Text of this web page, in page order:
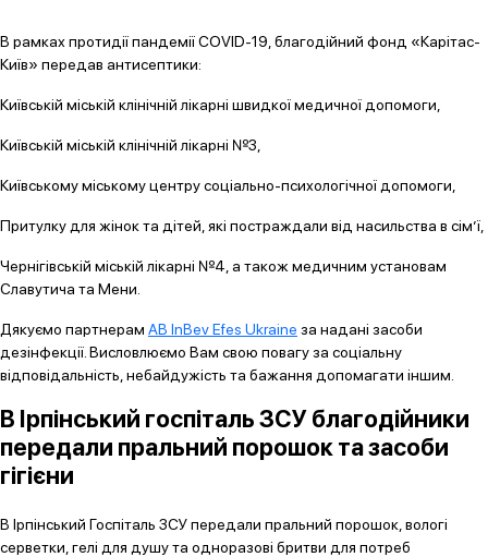
В рамках протидії пандемії COVID-19, благодійний фонд «Карітас-
Київ» передав антисептики:
Київській міській клінічній лікарні швидкої медичної допомоги,
Київській міській клінічній лікарні №3,
Київському міському центру соціально-психологічної допомоги,
Притулку для жінок та дітей, які постраждали від насильства в сім’ї,
Чернігівській міській лікарні №4, а також медичним установам
Славутича та Мени.
Дякуємо партнерам AB InBev Efes Ukraine за надані засоби
дезінфекції. Висловлюємо Вам свою повагу за соціальну
відповідальність, небайдужість та бажання допомагати іншим.
В Ірпінський госпіталь ЗСУ благодійники
передали пральний порошок та засоби
гігієни
В Ірпінський Госпіталь ЗСУ передали пральний порошок, вологі
серветки, гелі для душу та одноразові бритви для потреб